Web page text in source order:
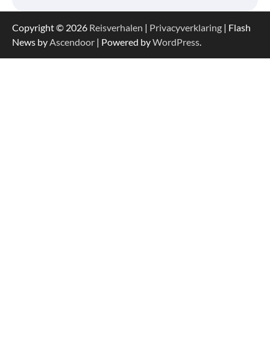
Copyright © 2026 Reisverhalen | Privacyverklaring | Flash
News byAscendoor | Powered byWordPress.